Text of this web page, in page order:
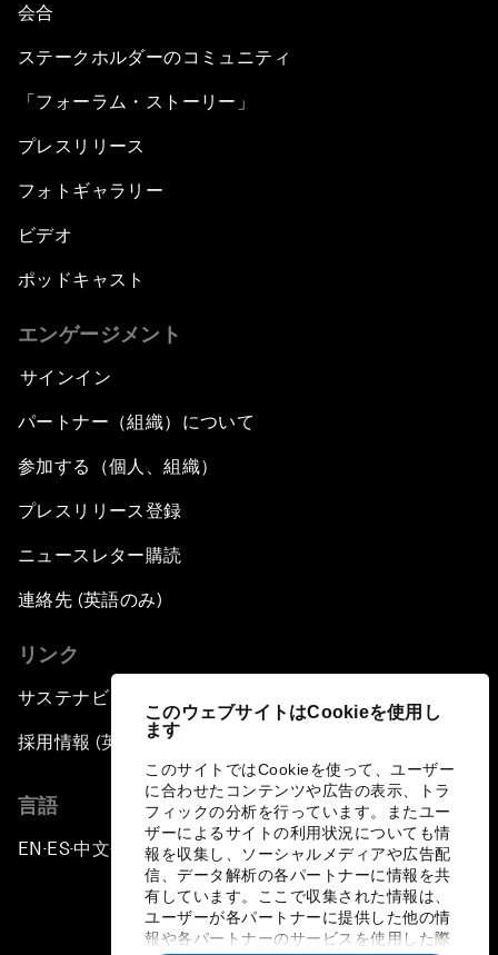
このウェブサイトはCookieを使用し
ます
このサイトではCookieを使って、ユーザー
に合わせたコンテンツや広告の表示、トラ
フィックの分析を行っています。またユー
ザーによるサイトの利用状況についても情
報を収集し、ソーシャルメディアや広告配
信、データ解析の各パートナーに情報を共
有しています。ここで収集された情報は、
ユーザーが各パートナーに提供した他の情
報や各パートナーのサービスを使用した際
会合
ステークホルダーのコミュニティ
「フォーラム・ストーリー」
プレスリリース
フォトギャラリー
ビデオ
ポッドキャスト
エンゲージメント
サインイン
パートナー（組織）について
参加する（個人、組織）
プレスリリース登録
ニュースレター購読
連絡先 (英語のみ)
リンク
サステナビリティへの取り組み
採用情報 (英語のみ)
言語
EN ▪ES▪中文▪ 日本語